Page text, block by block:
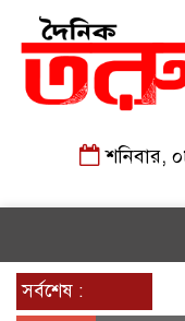
শনিবার,
সর্বশেষ :